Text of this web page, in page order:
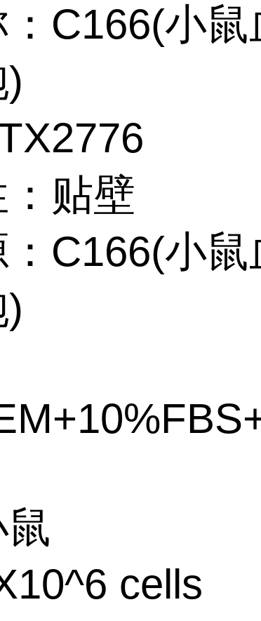
C166(小
贴壁
C166(小鼠
cells